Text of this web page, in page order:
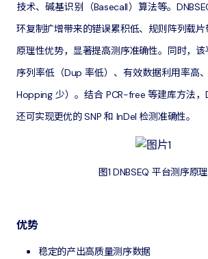
技术、碱基识别（Basecall）算法等。
环复制扩增带来的错误累积低、规则阵列载
原理性优势，显著提高测序准确性。同时，
序列率低（Dup 率低）、有效数据利用率高
Hopping 少）。结合 PCR-free 等建库方法，
还可实现更优的 SNP 和 InDel 检测准确性。
图1 DNBSEQ 平台测序原理
优势
稳定的产出高质量测序数据